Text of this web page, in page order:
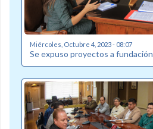
Miércoles, Octubre 4, 2023 - 08:07
Se expuso proyectos a